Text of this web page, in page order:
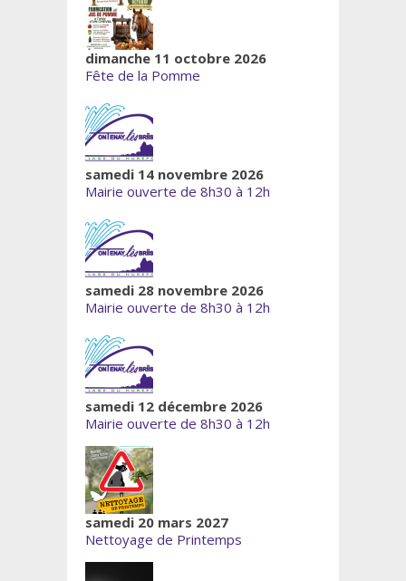
dimanche 11 octobre 2026
Fête de la Pomme
samedi 14 novembre 2026
Mairie ouverte de 8h30 à 12h
samedi 28 novembre 2026
Mairie ouverte de 8h30 à 12h
samedi 12 décembre 2026
Mairie ouverte de 8h30 à 12h
samedi 20 mars 2027
Nettoyage de Printemps